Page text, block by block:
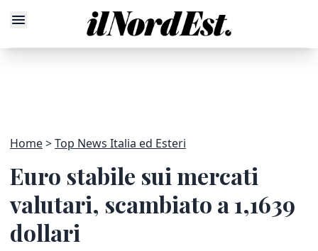
Home Top News Italia ed Esteri
Euro stabile sui mercati
valutari, scambiato a 1,1639
dollari